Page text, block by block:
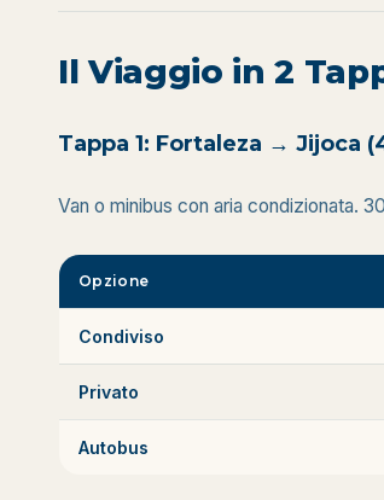
Il Viaggio in 2
Tappa 1: Fortaleza → Jijoca
Van o minibus con aria condizionata.
Opzione
Condiviso
Privato
Autobus